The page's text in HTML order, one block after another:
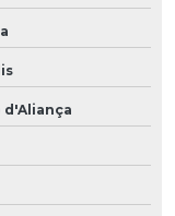
d'Aliança